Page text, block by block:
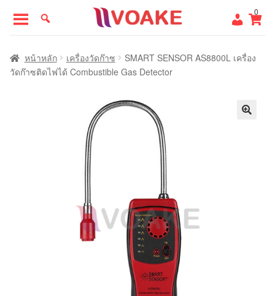
to
navigation
to
content
0
หน้าแรก
หน้าหลัก เครื่องวัดก๊าซ
SMART SENSOR AS8800L เครื่อง
วัดก๊าซติดไฟได้ Combustible Gas Detector